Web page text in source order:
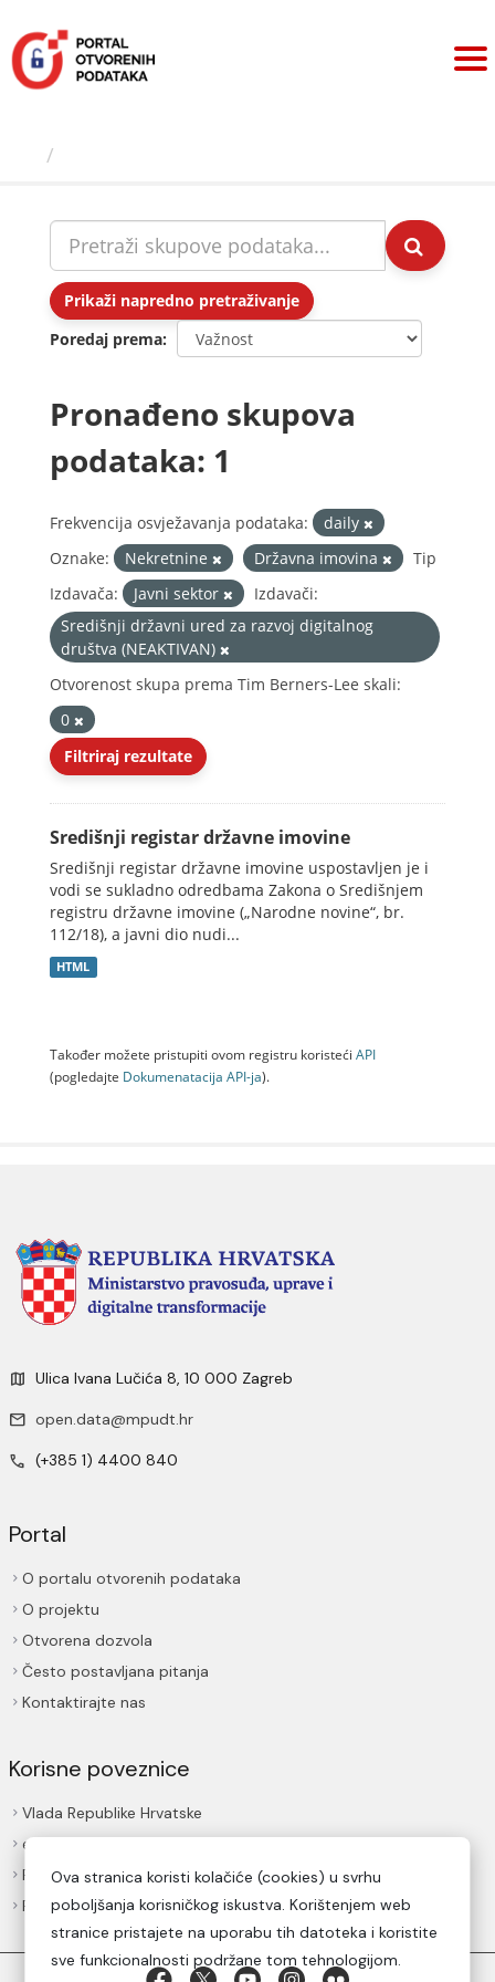
sadržaj
Prikaži napredno pretraživanje
Poredaj prema
Pronađeno skupova
podataka: 1
Frekvencija osvježavanja podataka:
daily
Oznake:
Nekretnine Državna imovina
Tip
Izdavača:
Javni sektor
Izdavači:
Središnji državni ured za razvoj digitalnog
društva (NEAKTIVAN)
Otvorenost skupa prema Tim Berners-Lee skali:
0
Filtriraj rezultate
Središnji registar državne imovine
Središnji registar državne imovine uspostavljen je i
vodi se sukladno odredbama Zakona o Središnjem
registru državne imovine („Narodne novine“, br.
112/18), a javni dio nudi...
HTML
Također možete pristupiti ovom registru koristeći API
(pogledajte Dokumenаtаcijа API-jа).